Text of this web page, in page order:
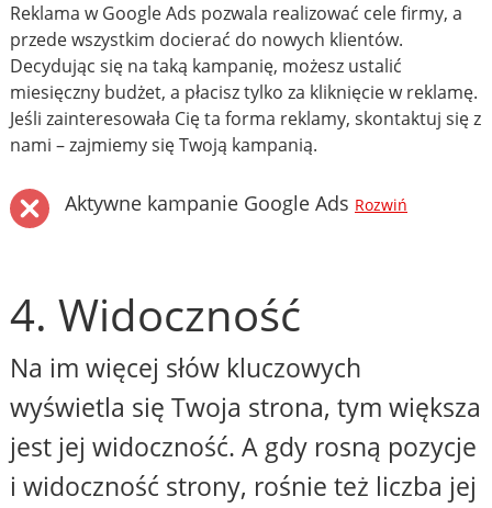
Reklama w Google Ads pozwala realizować cele firmy, a
przede wszystkim docierać do nowych klientów.
Decydując się na taką kampanię, możesz ustalić
miesięczny budżet, a płacisz tylko za kliknięcie w reklamę.
Jeśli zainteresowała Cię ta forma reklamy, skontaktuj się z
nami – zajmiemy się Twoją kampanią.
Aktywne kampanie Google Ads Rozwiń
4. Widoczność
Na im więcej słów kluczowych
wyświetla się Twoja strona, tym większa
jest jej widoczność. A gdy rosną pozycje
i widoczność strony, rośnie też liczba jej